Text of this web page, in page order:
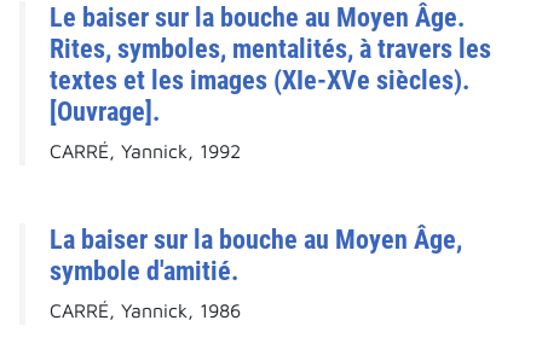
Le baiser sur la bouche au Moyen Âge.
Rites, symboles, mentalités, à travers les
textes et les images (XIe-XVe siècles).
[Ouvrage].
CARRÉ, Yannick, 1992
La baiser sur la bouche au Moyen Âge,
symbole d'amitié.
CARRÉ, Yannick, 1986